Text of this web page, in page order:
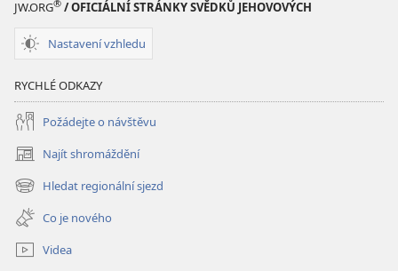
JW.ORG® / OFICIÁLNÍ STRÁNKY SVĚDKŮ JEHOVOVÝCH
Nastavení vzhledu
RYCHLÉ ODKAZY
Požádejte o návštěvu
Najít shromáždění
(otevřeno
nové
okno)
Hledat regionální sjezd
(otevřeno
nové
okno)
Co je nového
Videa